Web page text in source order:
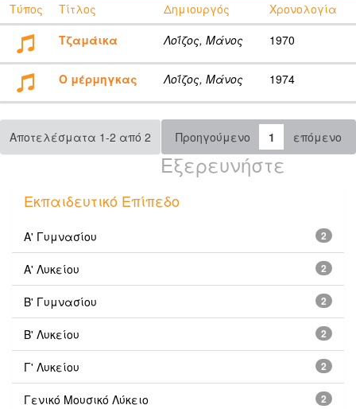
Τύπος Τίτλος Δημιουργός
Χρονολογία
Τζαμάικα
Λοΐζος, Μάνος 1970
Ο μέρμηγκας Λοΐζος, Μάνος 1974
Αποτελέσματα 1-2 από 2 Προηγούμενο 1 επόμενο
Εξερευνήστε
Εκπαιδευτικό Επίπεδο
2
Α' Γυμνασίου
2
Α' Λυκείου
2
Β' Γυμνασίου
2
Β' Λυκείου
2
Γ' Λυκείου
2
Γενικό Μουσικό Λύκειο